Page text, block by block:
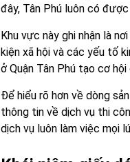
đây, Tân Phú luôn có
Khu vực này ghi nhận là
kiện xã hội và các yếu tố
ở Quận Tân Phú tạo cơ
Để hiểu rõ hơn về dòng
thông tin về dịch vụ thi
dịch vụ luôn làm việc mọi